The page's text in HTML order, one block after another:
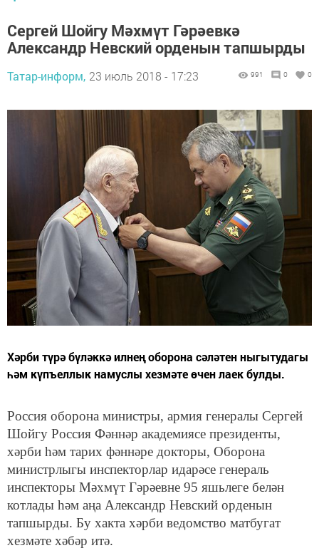
Сергей Шойгу Мәхмүт Гәрәевкә
Александр Невский орденын тапшырды
Татар-информ, 23 июль 2018 - 17:23 991 0 0
Хәрби түрә бүләккә илнең оборона сәләтен ныгытудагы
һәм күпъеллык намуслы хезмәте өчен лаек булды.
Россия оборона министры, армия генералы Сергей
Шойгу Россия Фәннәр академиясе президенты,
хәрби һәм тарих фәннәре докторы, Оборона
министрлыгы инспекторлар идарәсе генераль
инспекторы Мәхмүт Гәрәевне 95 яшьлеге белән
котлады һәм аңа Александр Невский орденын
тапшырды. Бу хакта хәрби ведомство матбугат
хезмәте хәбәр итә.